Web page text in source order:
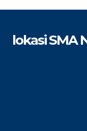
lokasi SMA